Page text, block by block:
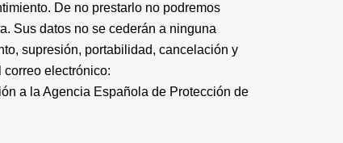
De no prestarlo no podremos
Sus datos no se cederán a ninguna
supresión, portabilidad, cancelación y
electrónico:
a la Agencia Española de Protección de